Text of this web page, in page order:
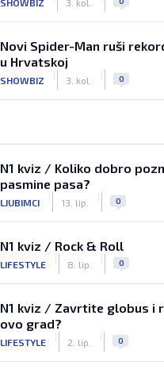
Novi Spider-Man ruši
u Hrvatskoj
SHOWBIZ
|
3. kol.
| 0
N1 kviz / Koliko dobro
pasmine pasa?
LJUBIMCI
|
13. lip.
| 0
N1 kviz / Rock & Roll
LIFESTYLE
|
8. lip.
| 0
N1 kviz / Zavrtite globus i
ovo grad?
LIFESTYLE
|
2. lip.
| 0